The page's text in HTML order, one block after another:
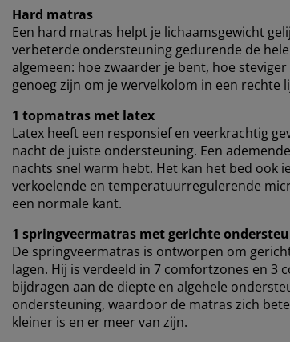
Hard matras
Een hard matras helpt je ​​lichaamsgewicht
verbeterde ondersteuning gedurende de
algemeen: hoe zwaarder je bent, hoe
genoeg zijn om je wervelkolom in een rechte
1 topmatras met latex
Latex heeft een responsief en veerkrachtig
nacht de juiste ondersteuning. Een
nachts snel warm hebt. Het kan het bed ook
verkoelende en temperatuurregulerende
een normale kant.
1 springveermatras met gerichte
De springveermatras is ontworpen om
lagen. Hij is verdeeld in 7 comfortzones en
bijdragen aan de diepte en algehele
ondersteuning, waardoor de matras zich
kleiner is en er meer van zijn.